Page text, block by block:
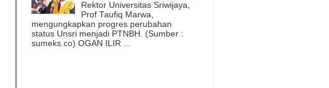
Rektor Universitas Sriwijaya,
Prof Taufiq Marwa,
mengungkapkan progres perubahan
status Unsri menjadi PTNBH. (Sumber :
sumeks.co) OGAN ILIR ...